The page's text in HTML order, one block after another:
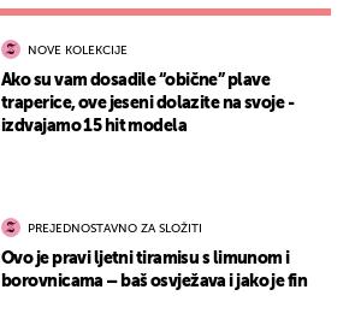
NOVE KOLEKCIJE
Ako su vam dosadile “obične” plave
traperice, ove jeseni dolazite na svoje -
izdvajamo 15 hit modela
PREJEDNOSTAVNO ZA SLOŽITI
Ovo je pravi ljetni tiramisu s limunom i
borovnicama – baš osvježava i jako je fin